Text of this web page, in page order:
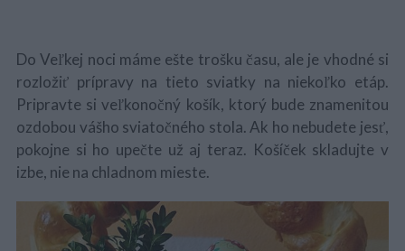
Do Veľkej noci máme ešte trošku času, ale je vhodné si
rozložiť prípravy na tieto sviatky na niekoľko etáp.
Pripravte si veľkonočný košík, ktorý bude znamenitou
ozdobou vášho sviatočného stola. Ak ho nebudete jesť,
pokojne si ho upečte už aj teraz. Košíček skladujte v
izbe, nie na chladnom mieste.